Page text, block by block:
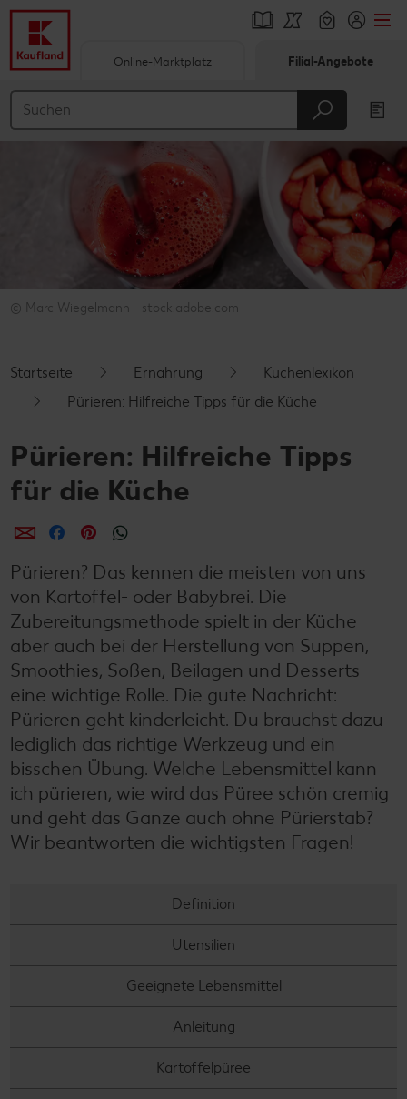
Hauptinhalt
Schwebender Seitenbereich
Online-Marktplatz Filial-Angebote
© Marc Wiegelmann - stock.adobe.com
Startseite Ernährung
Küchenlexikon
Pürieren: Hilfreiche Tipps für die Küche
Pürieren: Hilfreiche Tipps
für die Küche
per E-Mail teilen
per Facebook teilen
per Pinterest teilen
Pürieren? Das kennen die meisten von uns
von Kartoffel- oder Babybrei. Die
Zubereitungsmethode spielt in der Küche
aber auch bei der Herstellung von Suppen,
Smoothies, Soßen, Beilagen und Desserts
eine wichtige Rolle. Die gute Nachricht:
Pürieren geht kinderleicht. Du brauchst dazu
lediglich das richtige Werkzeug und ein
bisschen Übung. Welche Lebensmittel kann
ich pürieren, wie wird das Püree schön cremig
und geht das Ganze auch ohne Pürierstab?
Wir beantworten die wichtigsten Fragen!
Definition
Utensilien
Geeignete Lebensmittel
Anleitung
Kartoffelpüree